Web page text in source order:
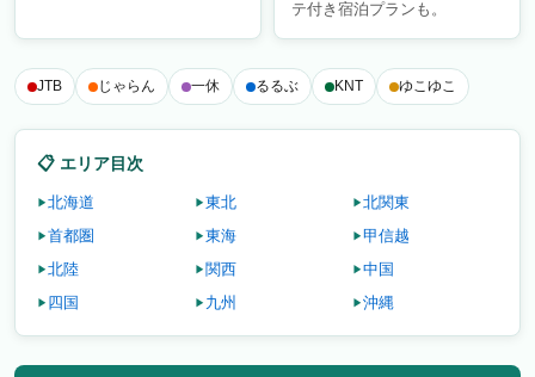
テ付き宿泊プランも。
JTB じゃらん 一休 るるぶ KNT ゆこゆこ
📋 エリア目次
北海道 東北
北関東
首都圏
東海
甲信越
北陸
関西
中国
四国
九州 沖縄